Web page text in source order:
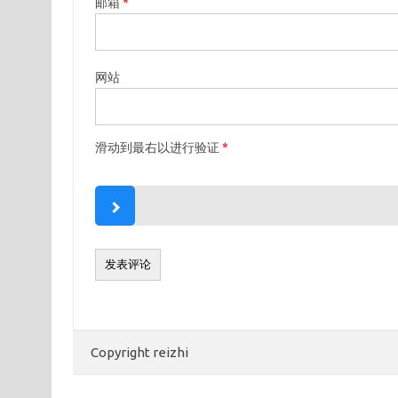
网站
滑动到最右以进行验证 *
Copyright reizhi